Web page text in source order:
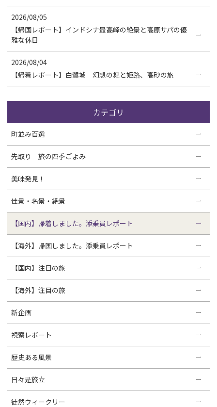
2026/08/05
【帰国レポート】インドシナ最高峰の絶景と高原サパの優
雅な休日
2026/08/04
【帰着レポート】白鷺城 幻想の舞と姫路、高砂の旅
カテゴリ
町並み百選
先取り 旅の四季ごよみ
美味発見！
佳景・名景・絶景
【国内】帰着しました。添乗員レポート
【海外】帰国しました。添乗員レポート
【国内】注目の旅
【海外】注目の旅
新企画
視察レポート
歴史ある風景
日々是旅立
徒然ウィークリー